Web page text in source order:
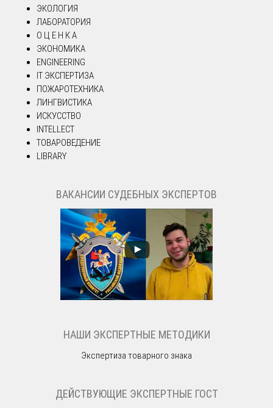
ЭКОЛОГИЯ
ЛАБОРАТОРИЯ
О Ц Е Н К А
ЭКОНОМИКА
ENGINEERING
IT ЭКСПЕРТИЗА
ПОЖАРОТЕХНИКА
ЛИНГВИСТИКА
ИСКУССТВО
INTELLECT
ТОВАРОВЕДЕНИЕ
LIBRARY
ВАКАНСИИ СУДЕБНЫХ ЭКСПЕРТОВ
НАШИ ЭКСПЕРТНЫЕ МЕТОДИКИ
Экспертиза товарного знака
ДЕЙСТВУЮЩИЕ ЭКСПЕРТНЫЕ ГОСТ